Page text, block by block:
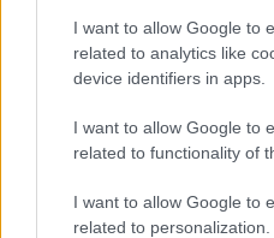
I want to allow Google to
related to analytics like
device identifiers in apps.
I want to allow Google to
related to functionality of
I want to allow Google to
related to personalization.
περιοχής της Ερέτριας
δροσερούς προορισμούς
Απέχει περίπου δύο
την κάνει ιδανική για
καύσωνα χωρίς να
κουβέρτα, μην σου πω